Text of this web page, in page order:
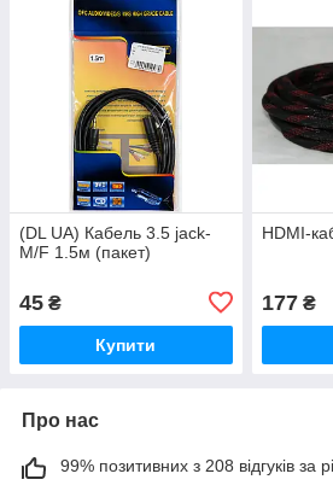
(DL UA) Кабель 3.5 jack-
M/F 1.5м (пакет)
45 ₴
Купити
HDMI-
177₴
Про нас
99% позитивних з 208 відгуків за